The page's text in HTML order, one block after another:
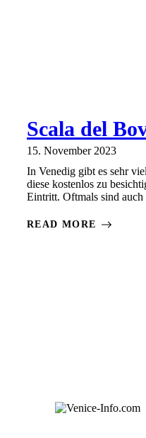
Scala del
15. November 2023
In Venedig gibt es sehr
diese kostenlos zu
Eintritt. Oftmals sind auch
READ MORE